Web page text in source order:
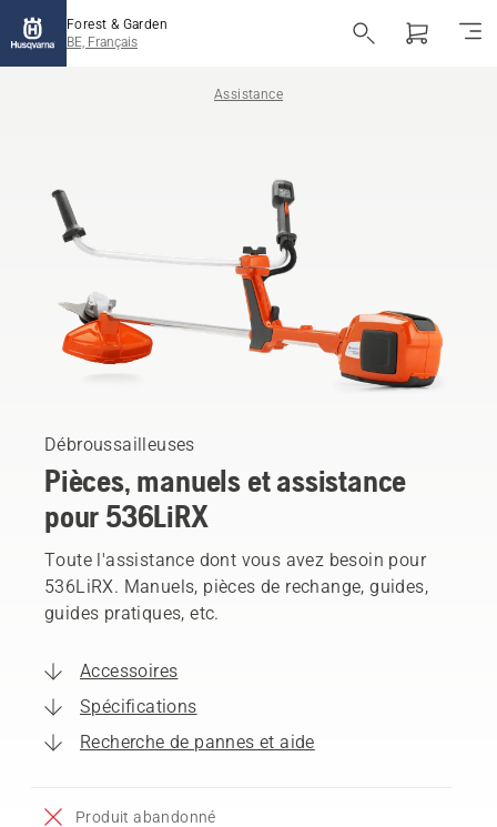
Forest & Garden
BE, Français
Assistance
Débroussailleuses
Pièces, manuels et assistance
pour 536LiRX
Toute l'assistance dont vous avez besoin pour
536LiRX. Manuels, pièces de rechange, guides,
guides pratiques, etc.
Accessoires
Spécifications
Recherche de pannes et aide
Produit abandonné